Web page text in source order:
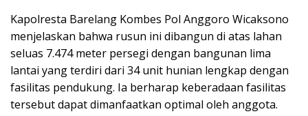
Kapolresta Barelang Kombes Pol Anggoro Wicaksono
menjelaskan bahwa rusun ini dibangun di atas lahan
seluas 7.474 meter persegi dengan bangunan lima
lantai yang terdiri dari 34 unit hunian lengkap dengan
fasilitas pendukung. Ia berharap keberadaan fasilitas
tersebut dapat dimanfaatkan optimal oleh anggota.